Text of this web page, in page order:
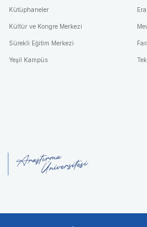
Kütüphaneler
Kültür ve Kongre Merkezi
Sürekli Eğitim Merkezi
Yeşil Kampüs